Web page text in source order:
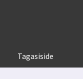
Tagasiside